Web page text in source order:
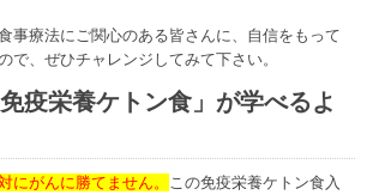
事療法にご関心のある皆さんに、自信をもって
で、ぜひチャレンジしてみて下さい。
疫栄養ケトン食」が学べるよ
にがんに勝てません。 この免疫栄養ケトン食入